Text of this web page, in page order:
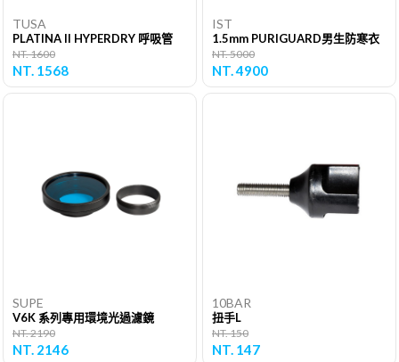
TUSA
PLATINA II HYPERDRY 呼吸管
NT. 1600
NT. 1568
IST
1.5mm PURIGUARD男生防寒衣
NT. 5000
NT. 4900
SUPE
V6K 系列專用環境光過濾鏡
NT. 2190
NT. 2146
10BAR
扭手L
NT. 150
NT. 147